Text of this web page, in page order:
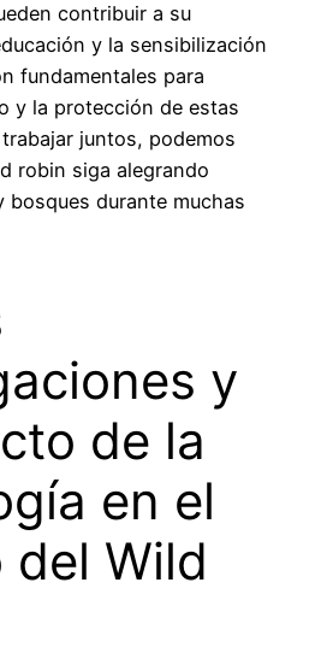
contribuir a su
y la sensibilización
fundamentales para
y la protección de estas
juntos, podemos
robin siga alegrando
bosques durante muchas
y
de la
en el
del Wild